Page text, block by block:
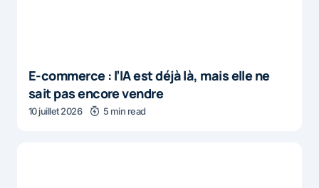
E-commerce : l’IA est déjà là, mais elle ne
sait pas encore vendre
10 juillet 2026 5 min read